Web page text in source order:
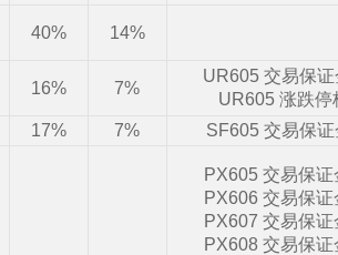
40% 14%
16% 7%
UR605 交易保
UR605 涨跌停
17% 7% SF605 交易保
PX605 交易保
PX606 交易保
PX607 交易保
PX608 交易保